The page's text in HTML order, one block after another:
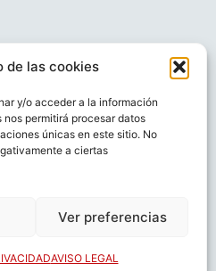
de las cookies
y/o acceder a la información
permitirá procesar datos
únicas en este sitio. No
a ciertas
Ver preferencias
AVISO LEGAL